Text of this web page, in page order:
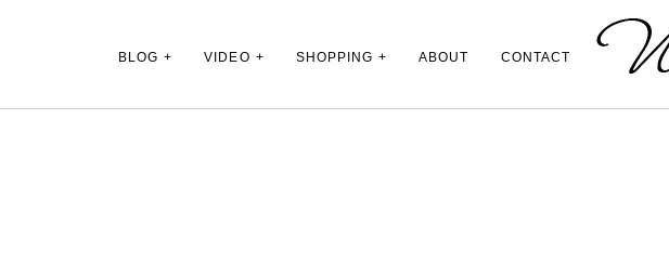
Main Menu
BLOG VIDEO SHOPPING ABOUT CONTACT